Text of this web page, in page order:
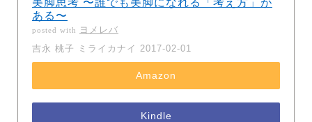
美脚思考 〜誰でも美脚になれる「考え方」が
ある〜
posted with
ヨメレバ
吉永 桃子 ミライカナイ 2017-02-01
Amazon
Kindle